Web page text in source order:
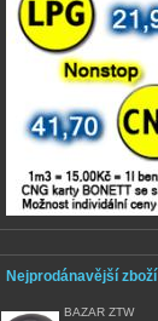
Nejprodánavější zboží
BAZAR ZTW